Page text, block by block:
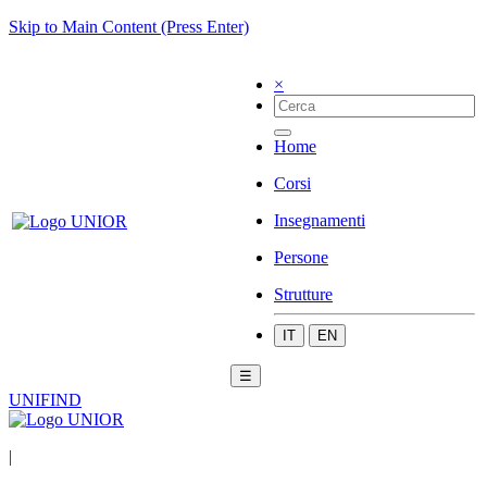
Skip to Main Content (Press Enter)
×
Home
Corsi
Insegnamenti
Persone
Strutture
IT EN
☰
UNIFIND
|